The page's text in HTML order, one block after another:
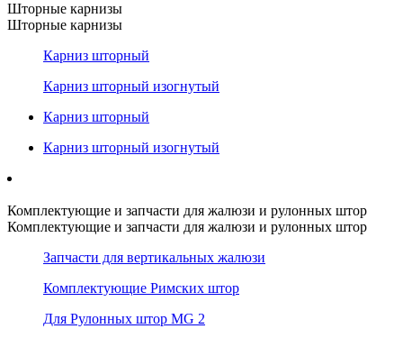
Шторные карнизы
Шторные карнизы
Карниз шторный
Карниз шторный изогнутый
Карниз шторный
Карниз шторный изогнутый
Комплектующие и запчасти для жалюзи и рулонных штор
Комплектующие и запчасти для жалюзи и рулонных штор
Запчасти для вертикальных жалюзи
Комплектующие Римских штор
Для Рулонных штор MG 2